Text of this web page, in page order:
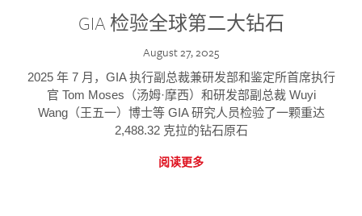
GIA 检验全球第二大钻石
August 27, 2025
2025 年 7 月，GIA 执行副总裁兼研发部和鉴定所首席执行
官 Tom Moses（汤姆·摩西）和研发部副总裁 Wuyi
Wang（王五一）博士等 GIA 研究人员检验了一颗重达
2,488.32 克拉的钻石原石
阅读更多